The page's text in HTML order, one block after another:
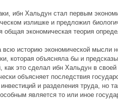
ибн Хальдун стал первым
излишке и предложил
общая экономическая теория
всю историю экономической мысли
которая объясняла бы и
как это сделал ибн Хальдун в
объясняет последствия
инвестиций и разделения труда, но
является то или иное